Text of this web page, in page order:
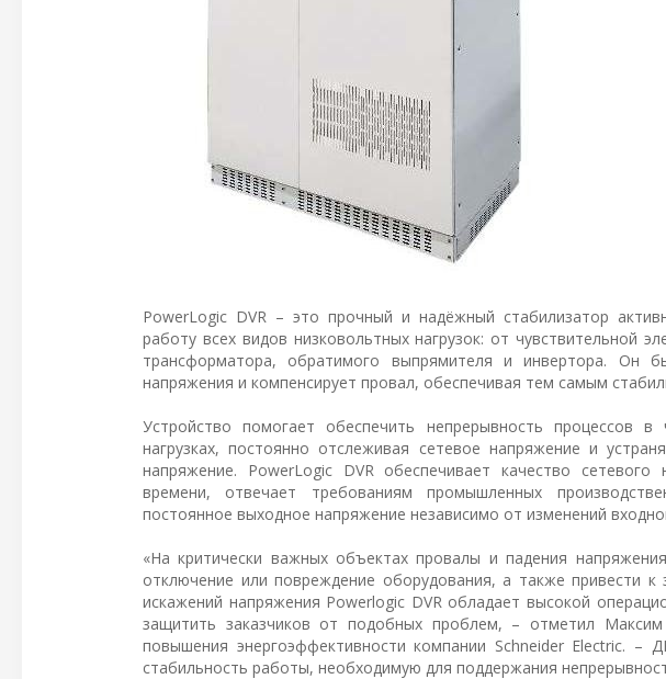
PowerLogic DVR – это прочный и надёжный стабилизатор
работу всех видов низковольтных нагрузок: от чувствительной
трансформатора, обратимого выпрямителя и инвертора. Он
напряжения и компенсирует провал, обеспечивая тем самым
Устройство помогает обеспечить непрерывность процессов
нагрузках, постоянно отслеживая сетевое напряжение и
напряжение. PowerLogic DVR обеспечивает качество
времени, отвечает требованиям промышленных
постоянное выходное напряжение независимо от изменений
«На критически важных объектах провалы и падения
отключение или повреждение оборудования, а также привести
искажений напряжения Powerlogic DVR обладает высокой
защитить заказчиков от подобных проблем, – отметил
повышения энергоэффективности компании Schneider Electric. –
стабильность работы, необходимую для поддержания